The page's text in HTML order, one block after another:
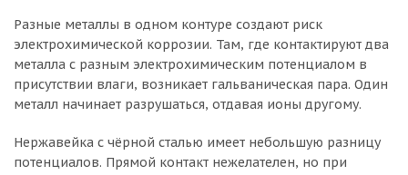
Разные металлы в одном контуре создают риск
электрохимической коррозии. Там, где контактируют два
металла с разным электрохимическим потенциалом в
присутствии влаги, возникает гальваническая пара. Один
металл начинает разрушаться, отдавая ионы другому.
Нержавейка с чёрной сталью имеет небольшую разницу
потенциалов. Прямой контакт нежелателен, но при